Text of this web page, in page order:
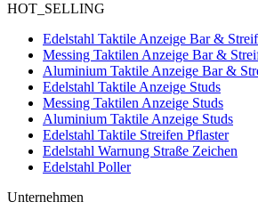
HOT_SELLING
Edelstahl Taktile Anzeige Bar &
Messing Taktilen Anzeige Bar &
Aluminium Taktile Anzeige Bar &
Edelstahl Taktile Anzeige Studs
Messing Taktilen Anzeige Studs
Aluminium Taktile Anzeige Studs
Edelstahl Taktile Streifen Pflaster
Edelstahl Warnung Straße Zeichen
Edelstahl Poller
Unternehmen